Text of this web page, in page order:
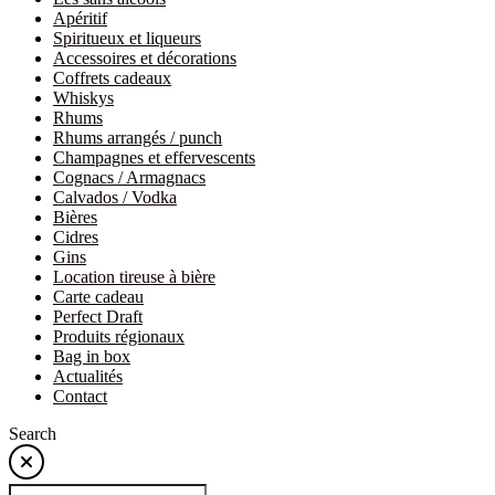
Apéritif
Spiritueux et liqueurs
Accessoires et décorations
Coffrets cadeaux
Whiskys
Rhums
Rhums arrangés / punch
Champagnes et effervescents
Cognacs / Armagnacs
Calvados / Vodka
Bières
Cidres
Gins
Location tireuse à bière
Carte cadeau
Perfect Draft
Produits régionaux
Bag in box
Actualités
Contact
Search